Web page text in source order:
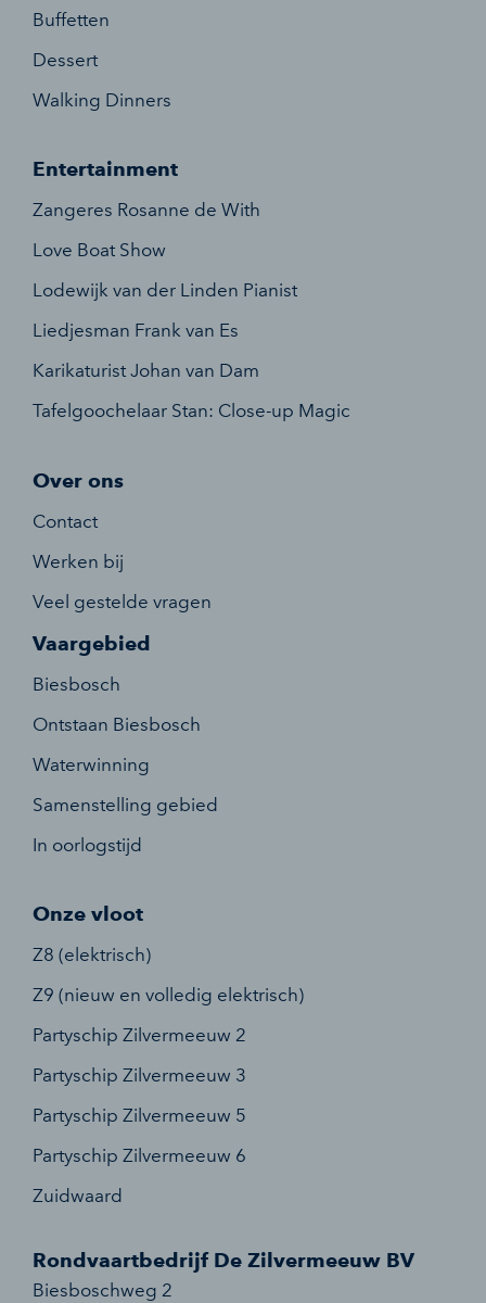
Buffetten
Dessert
Walking Dinners
Entertainment
Zangeres Rosanne de With
Love Boat Show
Lodewijk van der Linden Pianist
Liedjesman Frank van Es
Karikaturist Johan van Dam
Tafelgoochelaar Stan: Close-up Magic
Over ons
Contact
Werken bij
Veel gestelde vragen
Vaargebied
Biesbosch
Ontstaan Biesbosch
Waterwinning
Samenstelling gebied
In oorlogstijd
Onze vloot
Z8 (elektrisch)
Z9 (nieuw en volledig elektrisch)
Partyschip Zilvermeeuw 2
Partyschip Zilvermeeuw 3
Partyschip Zilvermeeuw 5
Partyschip Zilvermeeuw 6
Zuidwaard
Rondvaartbedrijf De Zilvermeeuw BV
Biesboschweg 2